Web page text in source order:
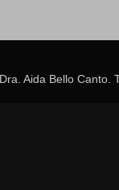
Dra. Aida Bello Canto.